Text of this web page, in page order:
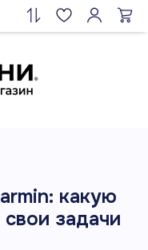
какую
задачи